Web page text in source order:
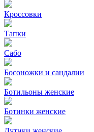
Кроссовки
Тапки
Сабо
Босоножки и сандалии
Ботильоны женские
Ботинки женские